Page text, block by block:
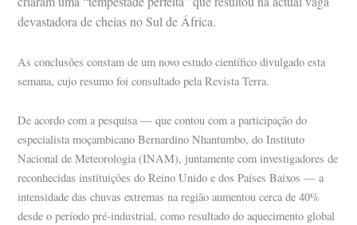
devastadora de cheias no Sul de África.
As conclusões constam de um novo estudo científico divulgado esta
semana, cujo resumo foi consultado pela Revista Terra.
De acordo com a pesquisa — que contou com a participação do
especialista moçambicano Bernardino Nhantumbo, do Instituto
Nacional de Meteorologia (INAM), juntamente com investigadores de
reconhecidas instituições do Reino Unido e dos Países Baixos — a
intensidade das chuvas extremas na região aumentou cerca de 40%
desde o período pré-industrial, como resultado do aquecimento global